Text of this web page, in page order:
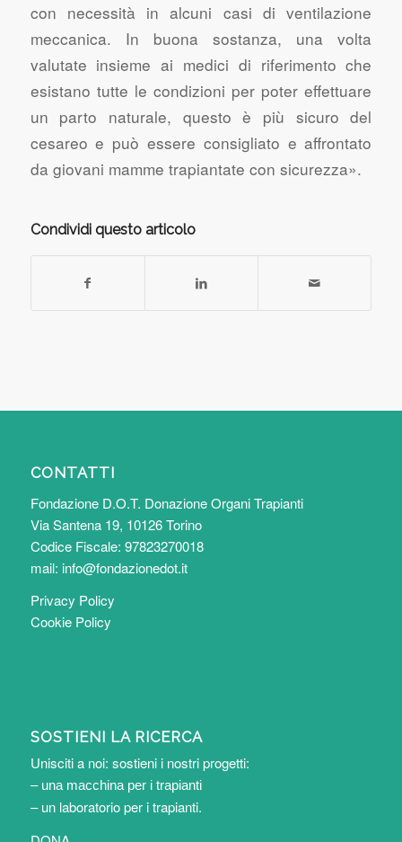
con necessità in alcuni casi di ventilazione
meccanica. In buona sostanza, una volta
valutate insieme ai medici di riferimento che
esistano tutte le condizioni per poter effettuare
un parto naturale, questo è più sicuro del
cesareo e può essere consigliato e affrontato
da giovani mamme trapiantate con sicurezza».
Condividi questo articolo
CONTATTI
Fondazione D.O.T. Donazione Organi Trapianti
Via Santena 19, 10126 Torino
Codice Fiscale: 97823270018
mail: info@fondazionedot.it
Privacy Policy
Cookie Policy
SOSTIENI LA RICERCA
Unisciti a noi: sostieni i nostri progetti:
– una macchina per i trapianti
– un laboratorio per i trapianti.